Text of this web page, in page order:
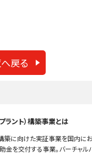
戻る
ラント）構築事業とは
築に向けた実証事業を国内に
金を交付する事業。バーチャル